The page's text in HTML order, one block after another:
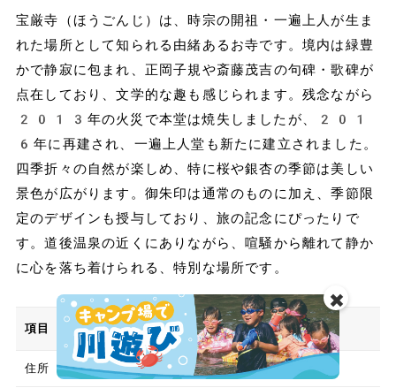
宝厳寺（ほうごんじ）は、時宗の開祖・一遍上人が生ま
れた場所として知られる由緒あるお寺です。境内は緑豊
かで静寂に包まれ、正岡子規や斎藤茂吉の句碑・歌碑が
点在しており、文学的な趣も感じられます。残念ながら
2013年の火災で本堂は焼失しましたが、201
6年に再建され、一遍上人堂も新たに建立されました。
四季折々の自然が楽しめ、特に桜や銀杏の季節は美しい
景色が広がります。御朱印は通常のものに加え、季節限
定のデザインも授与しており、旅の記念にぴったりで
す。道後温泉の近くにありながら、喧騒から離れて静か
に心を落ち着けられる、特別な場所です。
項目 情報
住所 愛媛県松山市道後湯月町5-4
✖️